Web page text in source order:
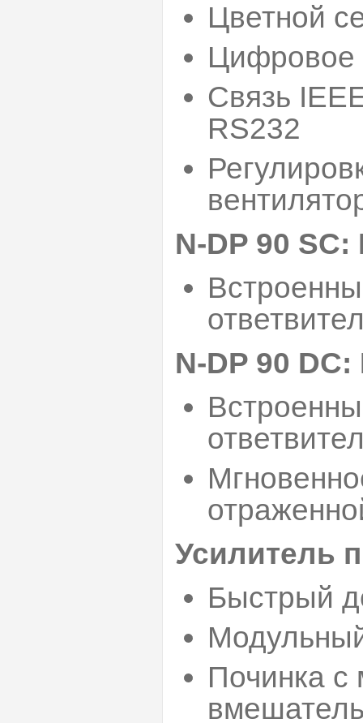
Цветной
Цифровое
Связь
RS232
N-DP 90 SC:
N-DP 90 DC:
Усилитель
Быстрый
Починка